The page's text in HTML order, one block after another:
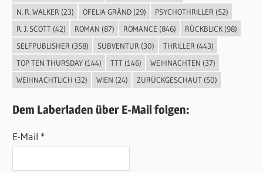
N. R. WALKER (23) OFELIA GRÄND(29) PSYCHOTHRILLER (52)
R. J. SCOTT(42) ROMAN (87) ROMANCE (846) RÜCKBLICK(98)
SELFPUBLISHER (358) SUBVENTUR (30) THRILLER (443)
TOP TEN THURSDAY(144) TTT(146) WEIHNACHTEN (37)
WEIHNACHTLICH (32) WIEN (24) ZURÜCKGESCHAUT(50)
Dem Laberladen über E-Mail folgen:
E-Mail *